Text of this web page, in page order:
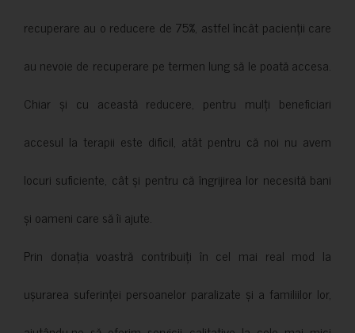
recuperare au o reducere de 75%, astfel încât pacienții care
au nevoie de recuperare pe termen lung să le poată accesa.
Chiar și cu această reducere, pentru mulți beneficiari
accesul la terapii este dificil, atât pentru că noi nu avem
locuri suficiente, cât și pentru că îngrijirea lor necesită bani
și oameni care să îi ajute.
Prin donația voastră contribuiți în cel mai real mod la
ușurarea suferinței persoanelor paralizate și a familiilor lor,